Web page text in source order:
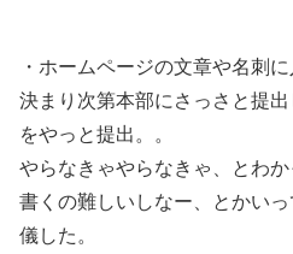
・ホームページの文章や名刺
決まり次第本部にさっさと提
をやっと提出。。
やらなきゃやらなきゃ、とわ
書くの難しいしなー、とかい
儀した。